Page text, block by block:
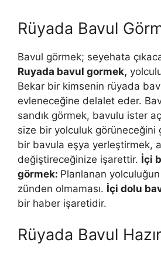
Rüyada Bavul
Bavul görmek; seyehata
Ruyada bavul gormek,
Bekar bir kimsenin rüyada
evleneceğine delalet eder.
sandık görmek, bavulu ister
size bir yolculuk görüneceğini
bir bavula eşya yerleştirmek,
değiştireceğinize işarettir. İçi
görmek: Planlanan
zünden olmaması. İçi dolu
bir haber işaretidir.
Rüyada Bavul